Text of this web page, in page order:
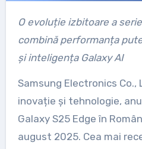
O evoluție izbitoare a seriei Galaxy S, care
combină performanța
și inteligența Galaxy AI
Samsung Electronics Co.,
inovație și tehnologie,
Galaxy S25 Edge în
august 2025. Cea mai